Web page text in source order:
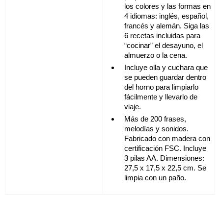
los colores y las formas en
4 idiomas: inglés, español,
francés y alemán. Siga las
6 recetas incluidas para
“cocinar” el desayuno, el
almuerzo o la cena.
Incluye olla y cuchara que
se pueden guardar dentro
del horno para limpiarlo
fácilmente y llevarlo de
viaje.
Más de 200 frases,
melodías y sonidos.
Fabricado con madera con
certificación FSC. Incluye
3 pilas AA. Dimensiones:
27,5 x 17,5 x 22,5 cm. Se
limpia con un paño.